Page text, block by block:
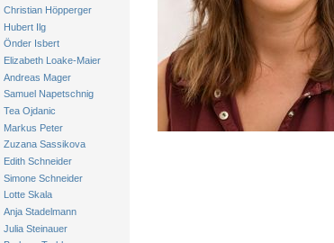
Christian Höpperger
Hubert Ilg
Önder Isbert
Elizabeth Loake-Maier
Andreas Mager
Samuel Napetschnig
Tea Ojdanic
Markus Peter
Zuzana Sassikova
Edith Schneider
Simone Schneider
Lotte Skala
Anja Stadelmann
Julia Steinauer